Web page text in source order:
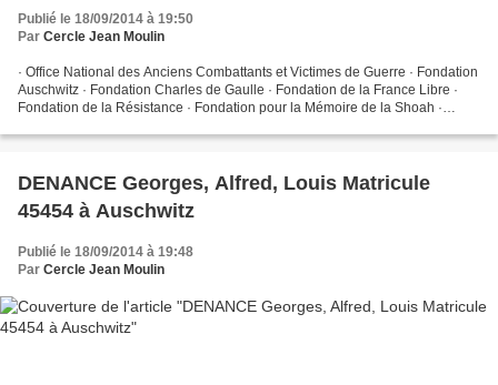
Publié le 18/09/2014 à 19:50
Par Cercle Jean Moulin
· Office National des Anciens Combattants et Victimes de Guerre · Fondation
Auschwitz · Fondation Charles de Gaulle · Fondation de la France Libre ·
Fondation de la Résistance · Fondation pour la Mémoire de la Shoah ·
DENANCE Georges, Alfred, Louis Matricule
45454 à Auschwitz
Publié le 18/09/2014 à 19:48
Par Cercle Jean Moulin